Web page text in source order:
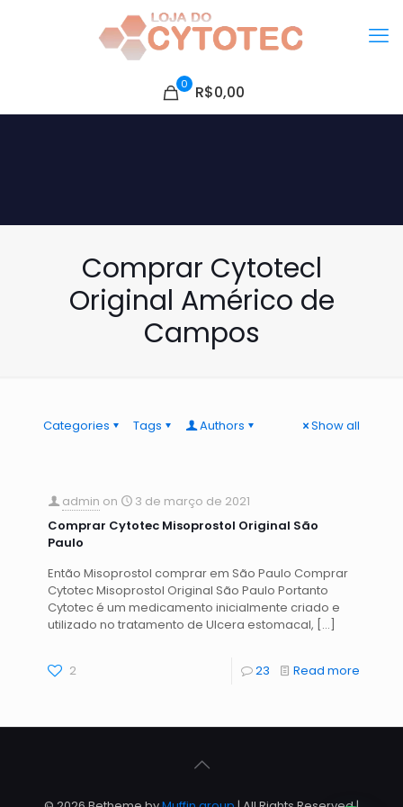
0 R$0,00
Comprar Cytotecl
Original Américo de
Campos
Categories Tags Authors Show all
admin on
3 de março de 2021
Comprar Cytotec Misoprostol Original São
Paulo
Então Misoprostol comprar em São Paulo Comprar
Cytotec Misoprostol Original São Paulo Portanto
Cytotec é um medicamento inicialmente criado e
utilizado no tratamento de Ulcera estomacal, […]
2 23 Read more